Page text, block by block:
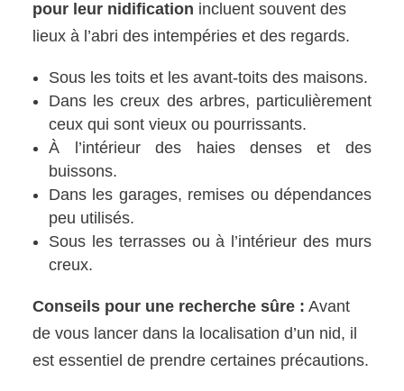
pour leur nidification incluent souvent des
lieux à l’abri des intempéries et des regards.
Sous les toits et les avant-toits des maisons.
Dans les creux des arbres, particulièrement
ceux qui sont vieux ou pourrissants.
À l’intérieur des haies denses et des
buissons.
Dans les garages, remises ou dépendances
peu utilisés.
Sous les terrasses ou à l’intérieur des murs
creux.
Conseils pour une recherche sûre : Avant
de vous lancer dans la localisation d’un nid, il
est essentiel de prendre certaines précautions.